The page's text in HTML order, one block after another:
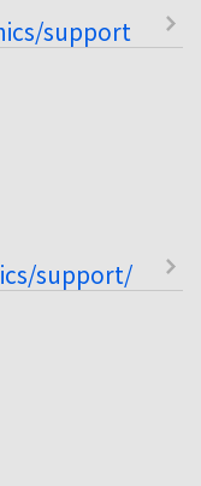
support
support/